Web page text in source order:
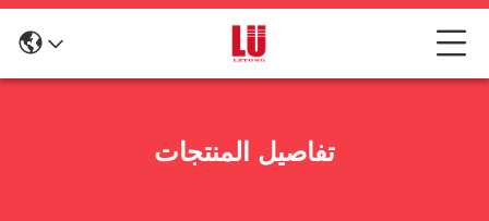
تفاصيل المنتجات